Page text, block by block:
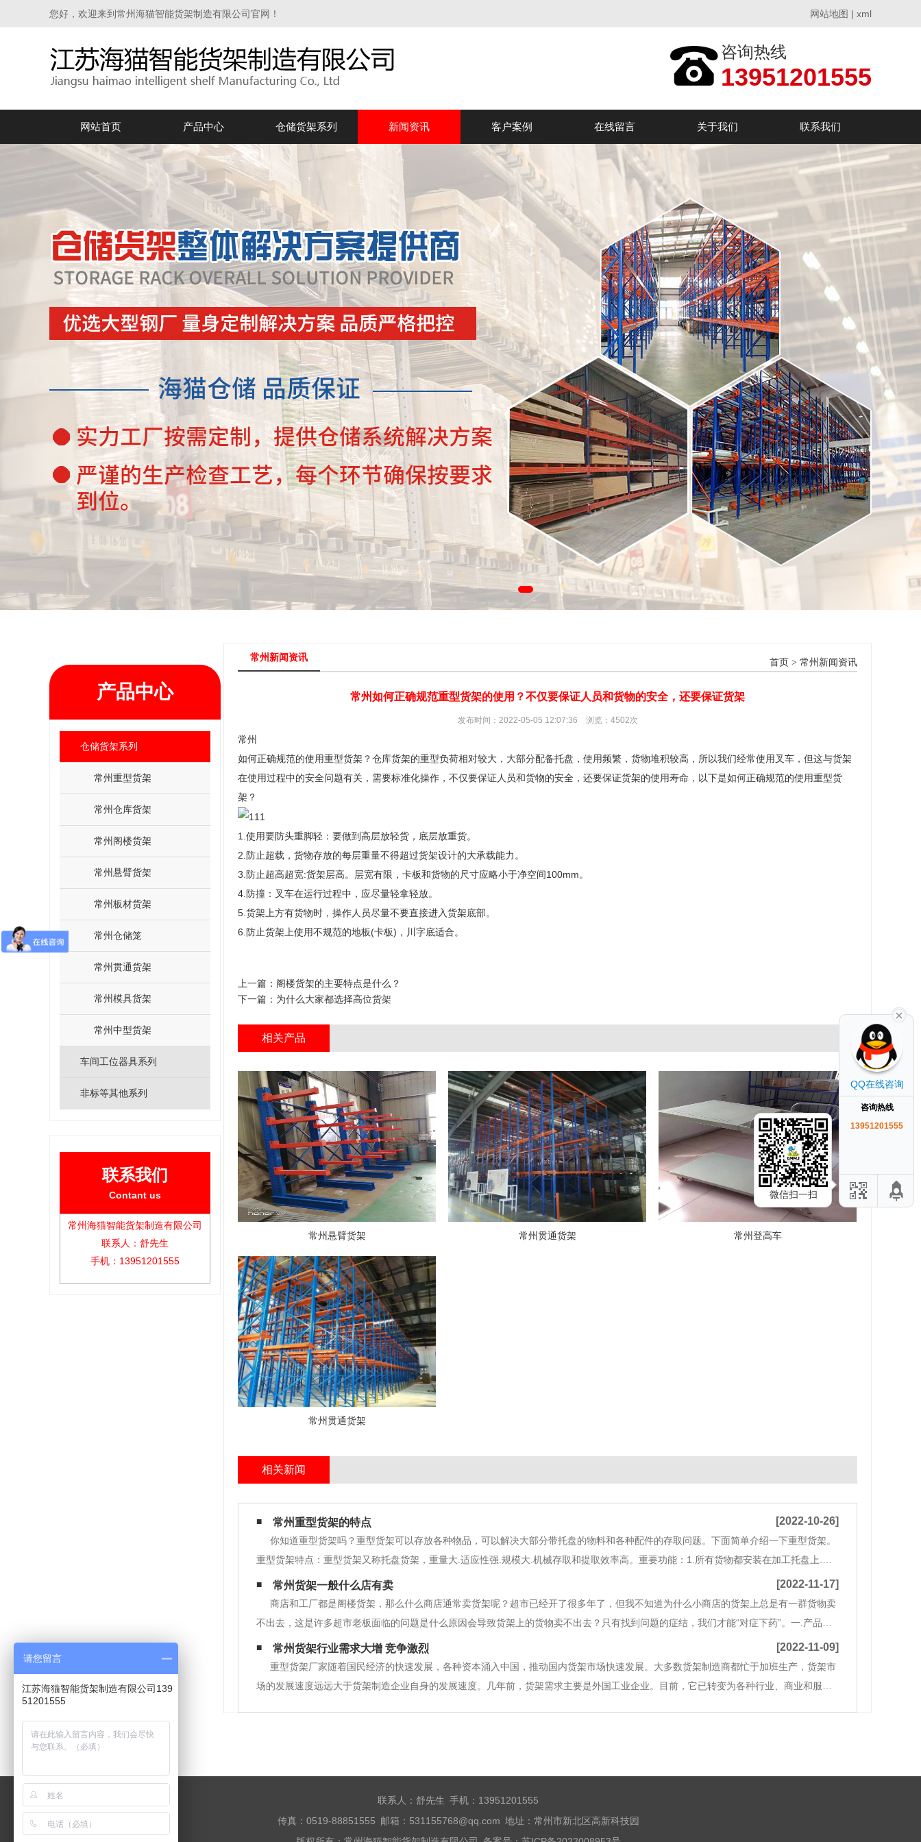
您好，欢迎来到常州海猫智能货架制造有限公司官网！ 网站地图 | xml
咨询热线
13951201555
网站首页 产品中心 仓储货架系列 新闻资讯 客户案例 在线留言 关于我们 联系我们
产品中心
仓储货架系列
常州重型货架
常州仓库货架
常州阁楼货架
常州悬臂货架
常州板材货架
常州仓储笼
常州贯通货架
常州模具货架
常州中型货架
车间工位器具系列
非标等其他系列
联系我们
Contant us
常州海猫智能货架制造有限公司
联系人：舒先生
手机：13951201555
常州新闻资讯 首页 > 常州新闻资讯
常州如何正确规范重型货架​的使用？不仅要保证人员和货物的安全，还要保证货架
发布时间：2022-05-05 12:07:36 浏览：4502次
常州
如何正确规范的使用重型货架？仓库货架的重型负荷相对较大，大部分配备托盘，使用频繁，货物堆积较高，所以我们经常使用叉车，但这与货架
在使用过程中的安全问题有关，需要标准化操作，不仅要保证人员和货物的安全，还要保证货架的使用寿命，以下是如何正确规范的使用重型货
架？
1.使用要防头重脚轻：要做到高层放轻货，底层放重货。
2.防止超载，货物存放的每层重量不得超过货架设计的大承载能力。
3.防止超高超宽:货架层高。层宽有限，卡板和货物的尺寸应略小于净空间100mm。
4.防撞：叉车在运行过程中，应尽量轻拿轻放。
5.货架上方有货物时，操作人员尽量不要直接进入货架底部。
6.防止货架上使用不规范的地板(卡板)，川字底适合。
上一篇： 阁楼货架的主要特点是什么？
下一篇： 为什么大家都选择高位货架
相关产品
常州悬臂货架 常州贯通货架 常州登高车
常州贯通货架
相关新闻
常州重型货架的特点 [2022-10-26]
你知道重型货架吗？重型货架可以存放各种物品，可以解决大部分带托盘的物料和各种配件的存取问题。下面简单介绍一下重型货架。
重型货架特点：重型货架又称托盘货架，重量大.适应性强.规模大.机械存取和提取效率高。重要功能：1.所有货物都安装在加工托盘上.储
物笼等单元集装箱设备存放在货架上。每个单元的承载能力小于4500kg，通常每层放置两个单元。2.使用机械搬运设备进行存储。3.重型
货架是应用蕞广泛的货架之
常州货架一般什么店有卖 [2022-11-17]
商店和工厂都是阁楼货架，那么什么商店通常卖货架呢？超市已经开了很多年了，但我不知道为什么小商店的货架上总是有一群货物卖
不出去，这是许多超市老板面临的问题是什么原因会导致货架上的货物卖不出去？只有找到问题的症结，我们才能“对症下药”。一.产品原
因1.产品选择不对产品本身的原因导致超市货架货物滞销占很大比例——不同地区.市场对商品的要求不同，即使商品名称相同，不同市场
需要的口味也不同.包装规格也不一样
常州货架行业需求大增 竞争激烈 [2022-11-09]
重型货架厂家随着国民经济的快速发展，各种资本涌入中国，推动国内货架市场快速发展。大多数货架制造商都忙于加班生产，货架市
场的发展速度远远大于货架制造企业自身的发展速度。几年前，货架需求主要是外国工业企业。目前，它已转变为各种行业、商业和服务
联系人：舒先生 手机：13951201555
传真：0519-88851555 邮箱：531155768@qq.com 地址：常州市新北区高新科技园
QQ在线咨询
咨询热线
13951201555
微信扫一扫
请您留言
江苏海猫智能货架制造有限公司139
51201555